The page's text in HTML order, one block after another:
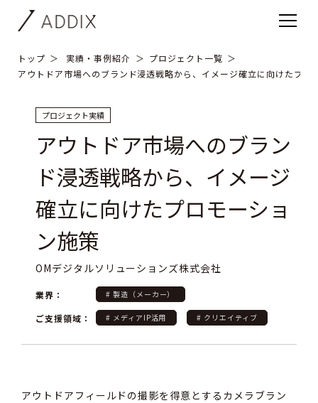
トップ 実績・事例紹介
プロジェクト一覧
アウトドア市場へのブランド浸透戦略から、イメージ確立に向けたプロ
プロジェクト実績
アウトドア市場へのブラン
ド浸透戦略から、イメージ
確立に向けたプロモーショ
ン施策
OMデジタルソリューションズ株式会社
業界： # 製造（メーカー）
ご支援領域： # メディアIP活用 # クリエイティブ
アウトドアフィールドの撮影を得意とするカメラブラン